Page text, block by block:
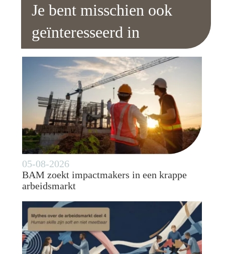
Je bent misschien ook
geïnteresseerd in
05-08-2026
BAM zoekt impactmakers in een krappe
arbeidsmarkt